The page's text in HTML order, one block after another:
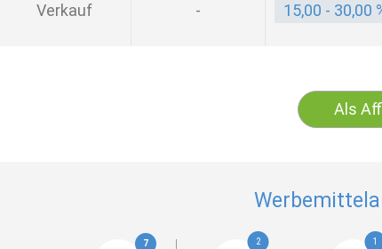
Verkauf - 15,00 - 30,00
Als
7 2 1